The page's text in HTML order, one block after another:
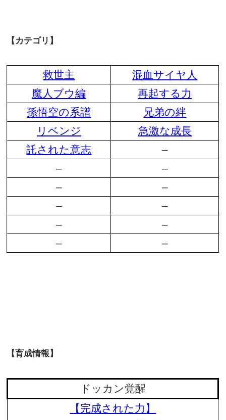
【カテゴリ】
救世主
混血サイヤ人
魔人ブウ編
再起する力
孫悟空の系譜
兄弟の絆
リベンジ
急激な成長
託された意志
–
–
–
–
–
–
–
–
–
–
–
【育成情報】
ドッカン覚醒
【完成された力】